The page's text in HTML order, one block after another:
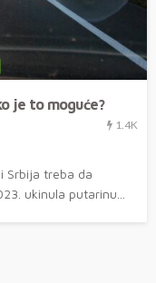
je to moguće?
1.4K
Srbija treba da
ukinula putarinu...